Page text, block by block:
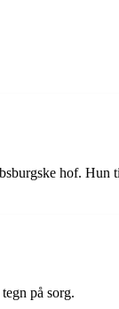
hof.
på sorg.